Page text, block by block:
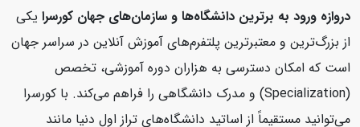
دروازه ورود به برترین دانشگاه‌ها و سازمان‌های جهان کورسرایکی
از بزرگ‌ترین و معتبرترین پلتفرم‌های آموزش آنلاین در سراسر جهان
است که امکان دسترسی به هزاران دوره آموزشی، تخصص
(Specialization) و مدرک دانشگاهی را فراهم می‌کند. با کورسرا
می‌توانید مستقیماً از اساتید دانشگاه‌های تراز اول دنیا مانند